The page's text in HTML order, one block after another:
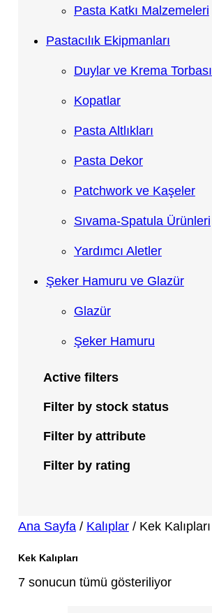
Pasta Katkı Malzemeleri
Pastacılık Ekipmanları
Duylar ve Krema Torbası
Kopatlar
Pasta Altlıkları
Pasta Dekor
Patchwork ve Kaşeler
Sıvama-Spatula Ürünleri
Yardımcı Aletler
Şeker Hamuru ve Glazür
Glazür
Şeker Hamuru
Active filters
Filter by stock status
Filter by attribute
Filter by rating
Ana Sayfa/ Kalıplar/ Kek Kalıpları
Kek Kalıpları
7 sonucun tümü gösteriliyor